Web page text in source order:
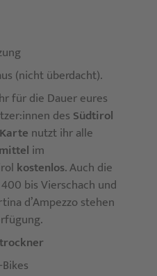
(nicht überdacht).
für die Dauer eures
des Südtirol
Karte nutzt ihr alle
im
kostenlos. Auch die
bis Vierschach und
d’Ampezzo stehen